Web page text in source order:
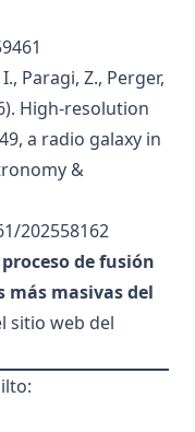
Paragi, Z., Perger,
High-resolution
a radio galaxy in
&
202558162
de fusión
más masivas del
sitio web del